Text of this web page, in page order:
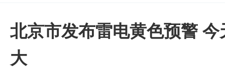
北京市发布雷电黄色预警
大